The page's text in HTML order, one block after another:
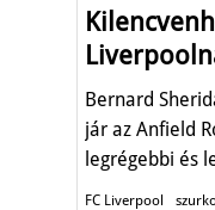
Bernard
jár az Anfield
legrégebbi és
FC Liverpool